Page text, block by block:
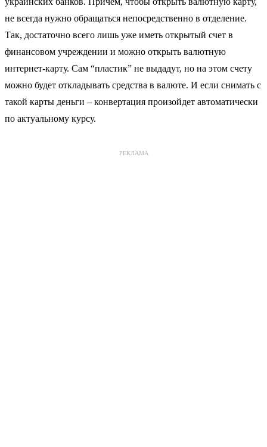
не всегда нужно обращаться непосредственно в отделение.
Так, достаточно всего лишь уже иметь открытый счет в
финансовом учреждении и можно открыть валютную
интернет-карту. Сам “пластик” не выдадут, но на этом счету
можно будет откладывать средства в валюте. И если снимать с
такой карты деньги – конвертация произойдет автоматически
по актуальному курсу.
РЕКЛАМА